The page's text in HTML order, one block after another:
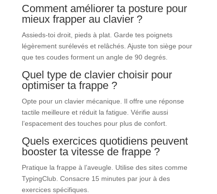
Comment améliorer ta posture pour
mieux frapper au clavier ?
Assieds-toi droit, pieds à plat. Garde tes poignets
légèrement surélevés et relâchés. Ajuste ton siège pour
que tes coudes forment un angle de 90 degrés.
Quel type de clavier choisir pour
optimiser ta frappe ?
Opte pour un clavier mécanique. Il offre une réponse
tactile meilleure et réduit la fatigue. Vérifie aussi
l’espacement des touches pour plus de confort.
Quels exercices quotidiens peuvent
booster ta vitesse de frappe ?
Pratique la frappe à l’aveugle. Utilise des sites comme
TypingClub. Consacre 15 minutes par jour à des
exercices spécifiques.